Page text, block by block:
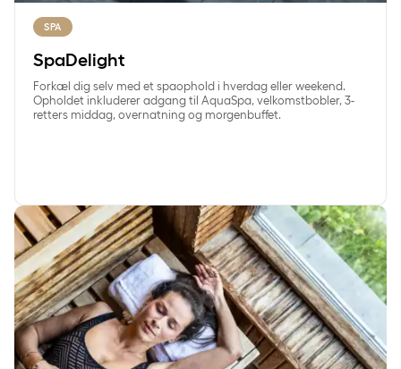
SPA
SpaDelight
Forkæl dig selv med et spaophold i hverdag eller weekend.
Opholdet inkluderer adgang til AquaSpa, velkomstbobler, 3-
retters middag, overnatning og morgenbuffet.
SøndagSpa